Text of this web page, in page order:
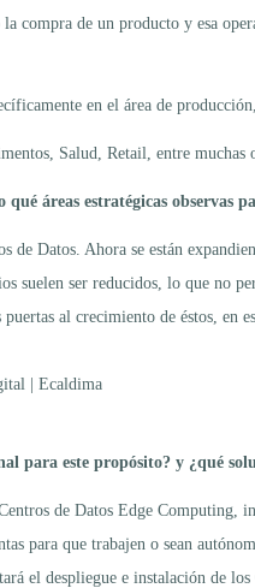
compra de un producto y esa
en el área de
Salud, Retail, entre
áreas estratégicas observas
de Datos. Ahora se están
suelen ser reducidos, lo que no
al crecimiento de éstos, en
para este propósito? y ¿qué
de Datos Edge
para que trabajen o sean
el despliegue e instalación de los